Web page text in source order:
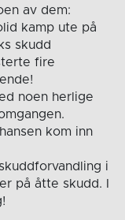
av dem:
kamp ute på
skudd
fire
noen herlige
kom inn
i
på åtte skudd. I